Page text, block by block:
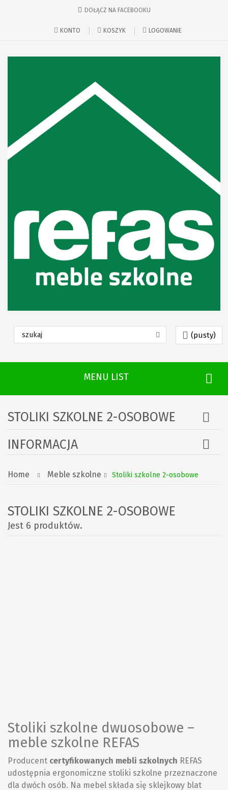
DOŁĄCZ NA FACEBOOKU
KONTO KOSZYK LOGOWANIE
(pusty)
MENU LIST
STOLIKI SZKOLNE 2-OSOBOWE
INFORMACJA
Home Meble szkolne Stoliki szkolne 2-osobowe
STOLIKI SZKOLNE 2-OSOBOWE
Jest 6 produktów.
Stoliki szkolne dwuosobowe –
meble szkolne REFAS
Producent certyfikowanych mebli szkolnych REFAS
udostępnia ergonomiczne stoliki szkolne przeznaczone
dla dwóch osób. Na mebel składa się sklejkowy blat